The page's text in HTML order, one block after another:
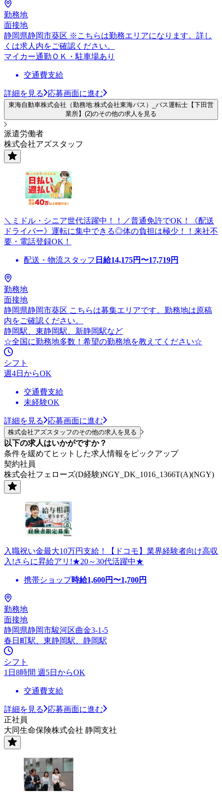
勤務地
面接地
静岡県静岡市葵区 ※こちらは勤務エリアになります。詳し
くは求人内をご確認ください。
マイカー通勤ＯＫ・駐車場あり
交通費支給
詳細を見る 応募画面に進む
東海自動車株式会社（勤務地:株式会社東海バス）_バス運転士【下田営
業所】(2)のその他の求人を見る
派遣労働者
株式会社アズスタッフ
＼ミドル・シニア世代活躍中！！／普通免許でOK！《配送
ドライバー》運転に集中できる◎体の負担は極少！！来社不
要・電話登録OK！
配送・物流スタッフ 日給14,175円〜17,719円
勤務地
面接地
静岡県静岡市葵区 こちらは募集エリアです。勤務地は原稿
内をご確認ください。
静岡駅、東静岡駅、新静岡駅など
☆全国に勤務地多数！希望の勤務地を教えてください☆
シフト
週4日からOK
交通費支給
未経験OK
詳細を見る 応募画面に進む
株式会社アズスタッフのその他の求人を見る
以下の求人はいかがですか？
条件を緩めてヒットした求人情報をピックアップ
契約社員
株式会社フェローズ(D経験)NGY_DK_1016_1366T(A)(NGY)
入職祝い金最大10万円支給！【ドコモ】業界経験者向け高収
入!さらに昇給アリ!★20～30代活躍中★
携帯ショップ時給1,600円〜1,700円
勤務地
面接地
静岡県静岡市駿河区曲金3-1-5
春日町駅、東静岡駅、静岡駅
シフト
1日8時間 週5日からOK
交通費支給
詳細を見る
応募画面に進む
正社員
大同生命保険株式会社 静岡支社